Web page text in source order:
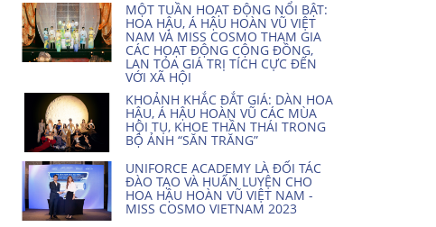
MỘT TUẦN HOẠT ĐỘNG NỔI BẬT:
HOA HẬU, Á HẬU HOÀN VŨ VIỆT
NAM VÀ MISS COSMO THAM GIA
CÁC HOẠT ĐỘNG CỘNG ĐỒNG,
LAN TỎA GIÁ TRỊ TÍCH CỰC ĐẾN
VỚI XÃ HỘI
KHOẢNH KHẮC ĐẮT GIÁ: DÀN HOA
HẬU, Á HẬU HOÀN VŨ CÁC MÙA
HỘI TỤ, KHOE THẦN THÁI TRONG
BỘ ẢNH “SĂN TRĂNG”
UNIFORCE ACADEMY LÀ ĐỐI TÁC
ĐÀO TẠO VÀ HUẤN LUYỆN CHO
HOA HẬU HOÀN VŨ VIỆT NAM -
MISS COSMO VIETNAM 2023